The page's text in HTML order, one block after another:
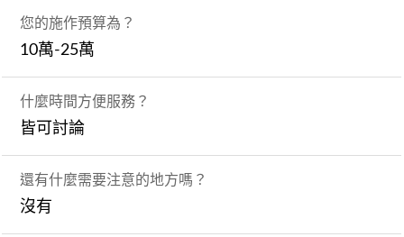
您的施作預算為？
10萬-25萬
什麼時間方便服務？
皆可討論
還有什麼需要注意的地方嗎？
沒有